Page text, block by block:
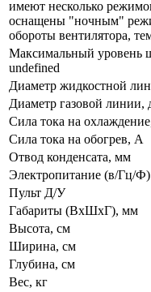
имеют несколько
оснащены "ночным"
обороты вентилятора,
Максимальный уровень
undefined
Диаметр жидкостной
Диаметр газовой
Сила тока на
Сила тока на обогрев, А
Отвод конденсата, мм
Электропитание (в/Гц/Ф)
Пульт Д/У
Габариты (ВxШxГ), мм
Высота, см
Ширина, см
Глубина, см
Вес, кг